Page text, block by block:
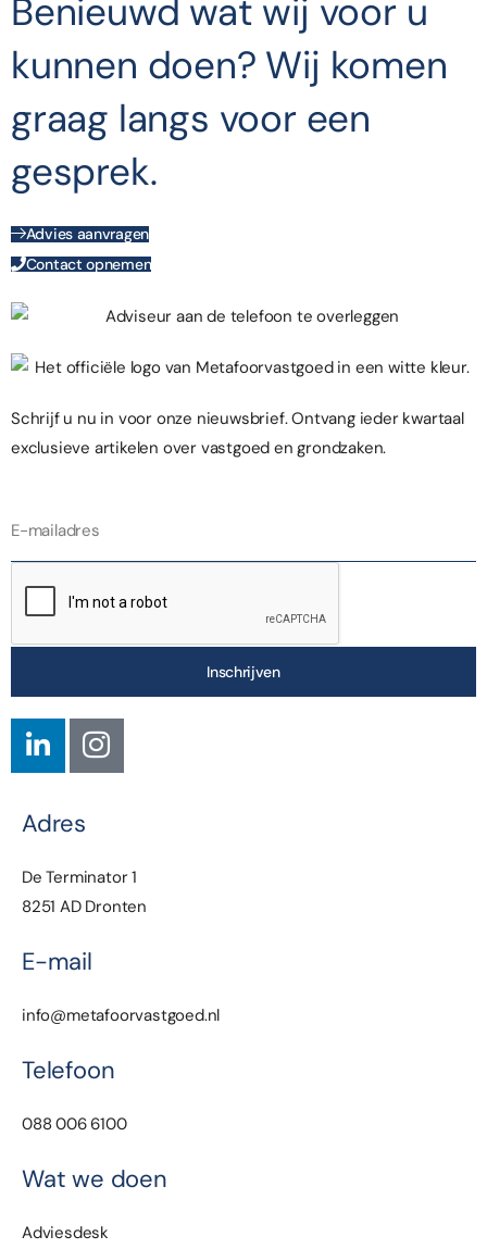
Benieuwd wat wij voor u
kunnen doen? Wij komen
graag langs voor een
gesprek.
Advies aanvragen
Contact opnemen
Schrijf u nu in voor onze nieuwsbrief. Ontvang ieder kwartaal
exclusieve artikelen over vastgoed en grondzaken.
Inschrijven
Adres
De Terminator 1
8251 AD Dronten
E-mail
info@metafoorvastgoed.nl
Telefoon
088 006 6100
Wat we doen
Adviesdesk